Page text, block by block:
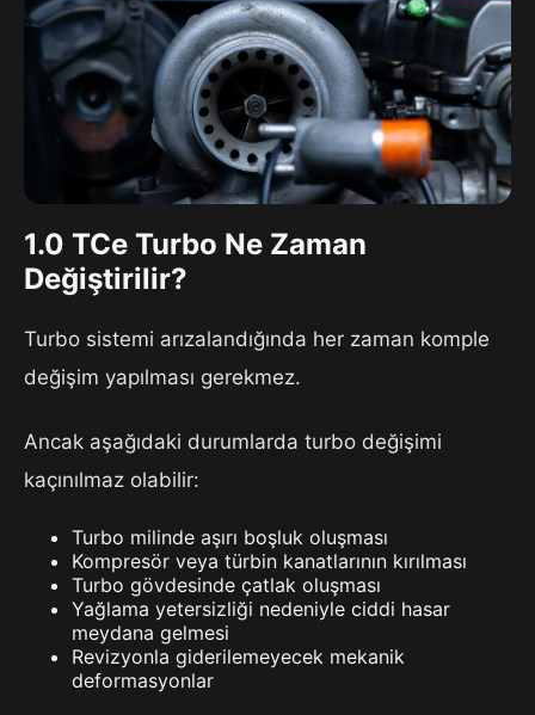
1.0 TCe Turbo Ne Zaman
Değiştirilir?
Turbo sistemi arızalandığında her zaman komple
değişim yapılması gerekmez.
Ancak aşağıdaki durumlarda turbo değişimi
kaçınılmaz olabilir:
Turbo milinde aşırı boşluk oluşması
Kompresör veya türbin kanatlarının kırılması
Turbo gövdesinde çatlak oluşması
Yağlama yetersizliği nedeniyle ciddi hasar
meydana gelmesi
Revizyonla giderilemeyecek mekanik
deformasyonlar